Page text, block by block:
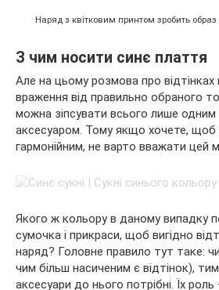
Наряд з квітковим принтом зробить
З чим носити синє плаття
Але на цьому розмова про відтінках
враження від правильно обраного
можна зіпсувати всього лише одним
аксесуаром. Тому якщо хочете, щоб
гармонійним, не варто вважати цей
Якого ж кольору в даному випадку
сумочка і прикраси, щоб вигідно
наряд? Головне правило тут таке:
чим більш насиченим є відтінок),
аксесуари до нього потрібні. Їх